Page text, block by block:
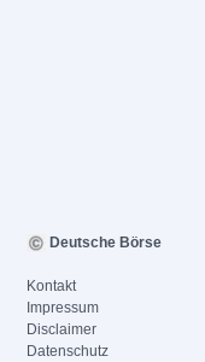
Deutsche Börse
Kontakt
Impressum
Disclaimer
Datenschutz